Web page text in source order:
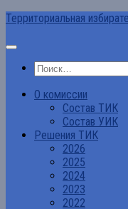
Перейти
содержимому
Территориальная
Найти:
О комиссии
Состав ТИК
Состав УИК
Решения ТИК
2026
2025
2024
2023
2022